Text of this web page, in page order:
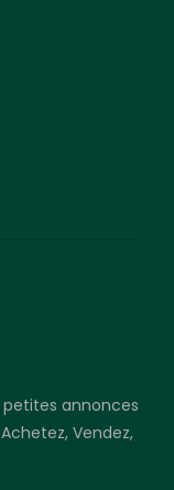
petites annonces
Vendez,